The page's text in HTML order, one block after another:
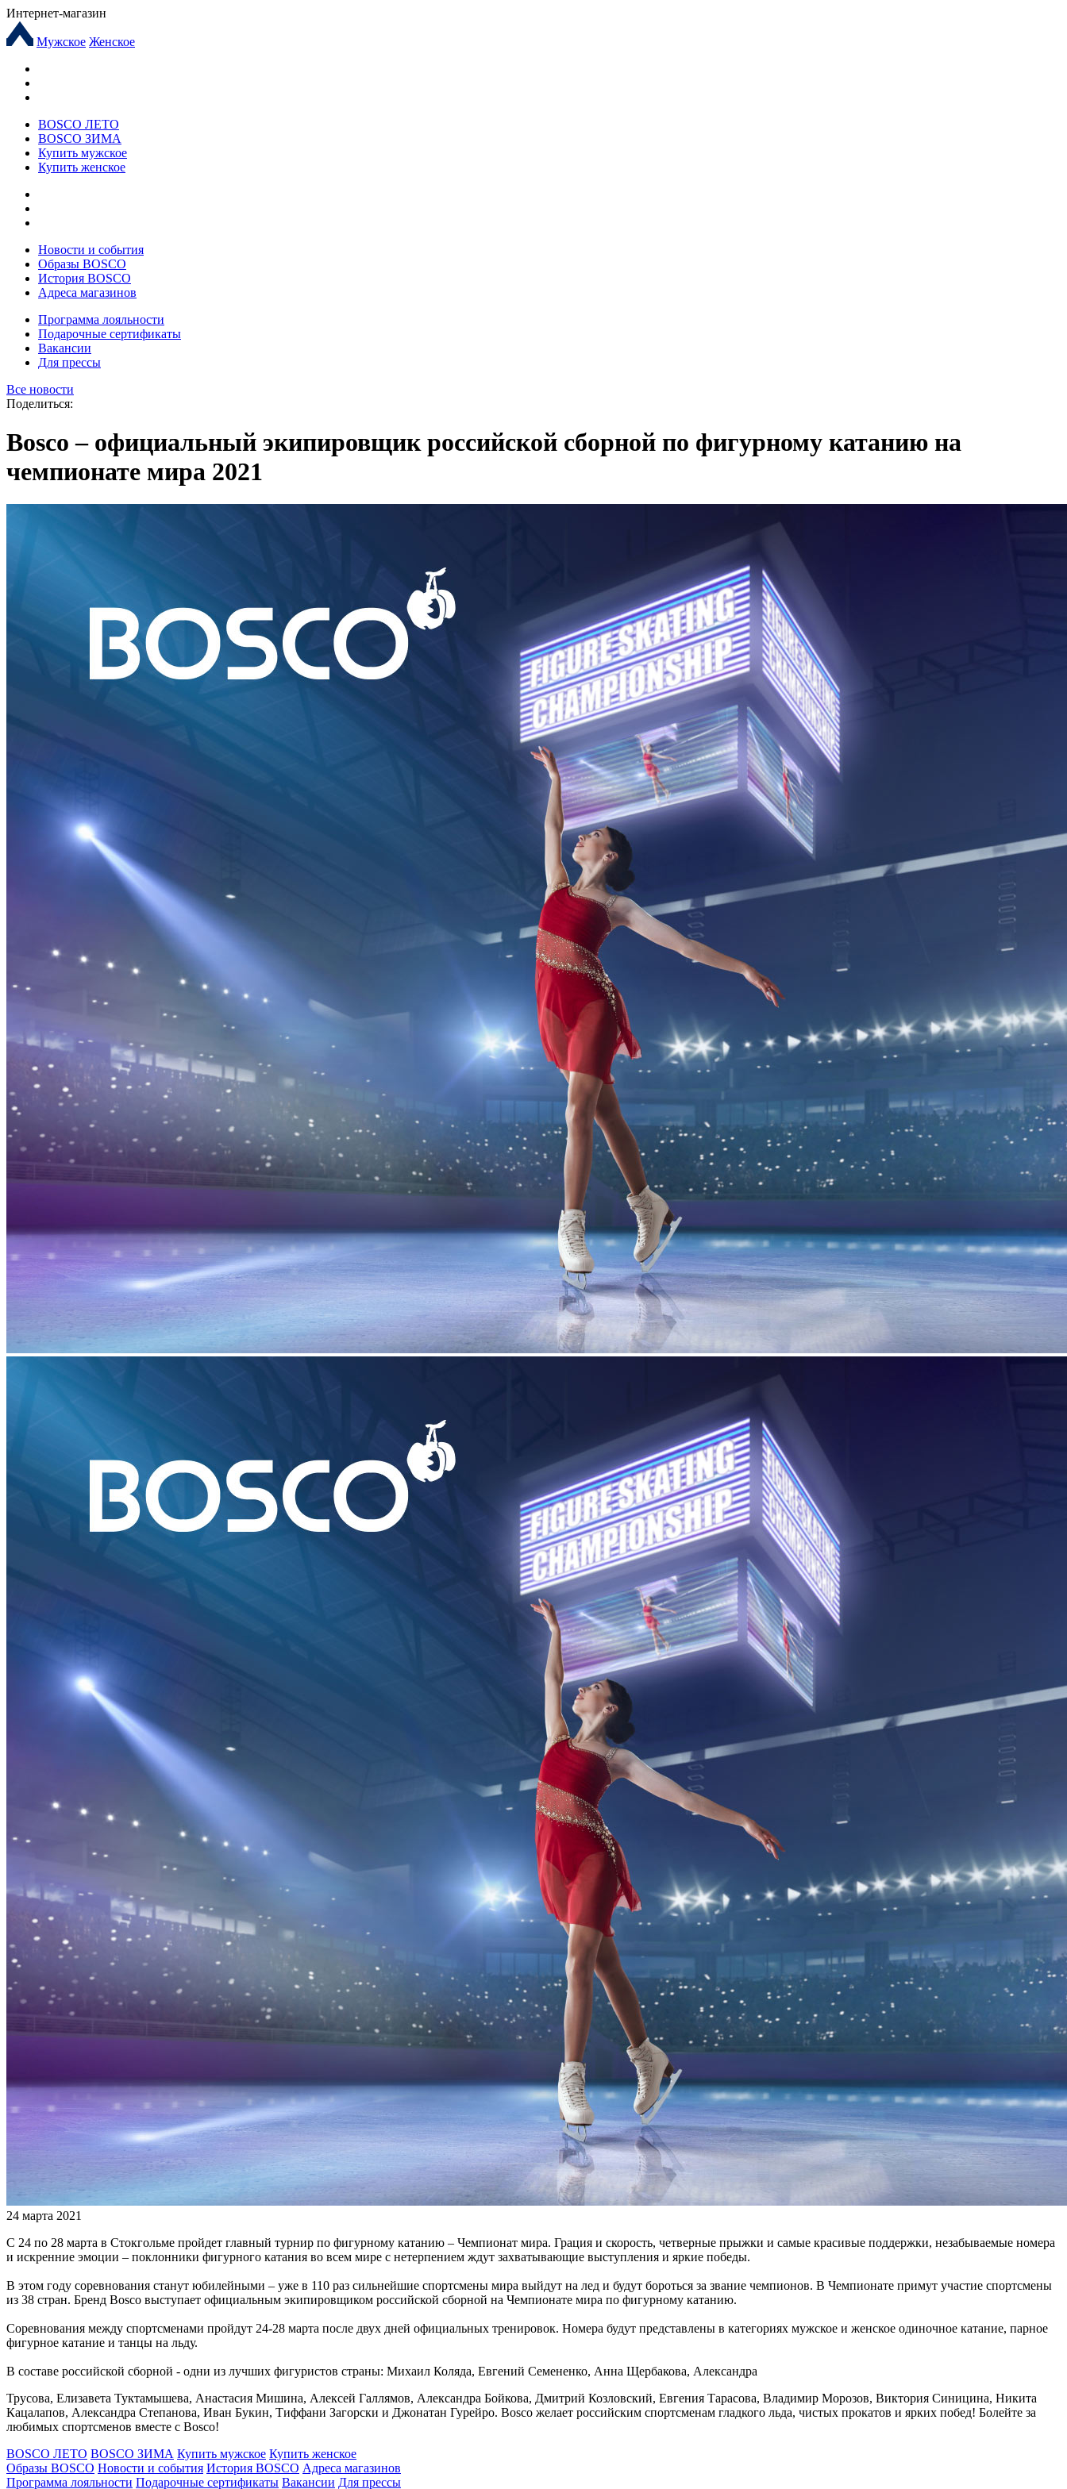
Интернет-магазин
Мужское Женское
BOSCO ЛЕТО
BOSCO ЗИМА
Купить мужское
Купить женское
Новости и события
Образы BOSCO
История BOSCO
Адреса магазинов
Программа лояльности
Подарочные сертификаты
Вакансии
Для прессы
Все новости
Поделиться:
Bosco – официальный экипировщик российской сборной по фигурному катанию на
чемпионате мира 2021
24 марта 2021
С 24 по 28 марта в Стокгольме пройдет главный турнир по фигурному катанию – Чемпионат мира. Грация и скорость, четверные прыжки и самые красивые поддержки, незабываемые номера
и искренние эмоции – поклонники фигурного катания во всем мире с нетерпением ждут захватывающие выступления и яркие победы.
В этом году соревнования станут юбилейными – уже в 110 раз сильнейшие спортсмены мира выйдут на лед и будут бороться за звание чемпионов. В Чемпионате примут участие спортсмены
из 38 стран. Бренд Bosco выступает официальным экипировщиком российской сборной на Чемпионате мира по фигурному катанию.
Соревнования между спортсменами пройдут 24-28 марта после двух дней официальных тренировок. Номера будут представлены в категориях мужское и женское одиночное катание, парное
фигурное катание и танцы на льду.
В составе российской сборной - одни из лучших фигуристов страны: Михаил Коляда, Евгений Семененко, Анна Щербакова, Александра
Трусова, Елизавета Туктамышева, Анастасия Мишина, Алексей Галлямов, Александра Бойкова, Дмитрий Козловский, Евгения Тарасова, Владимир Морозов, Виктория Синицина, Никита
Кацалапов, Александра Степанова, Иван Букин, Тиффани Загорски и Джонатан Гурейро. Bosco желает российским спортсменам гладкого льда, чистых прокатов и ярких побед! Болейте за
любимых спортсменов вместе с Bosco!
BOSCO ЛЕТО BOSCO ЗИМА Купить мужское Купить женское
Образы BOSCO Новости и события История BOSCO Адреса магазинов
Программа лояльности Подарочные сертификаты Вакансии Для прессы